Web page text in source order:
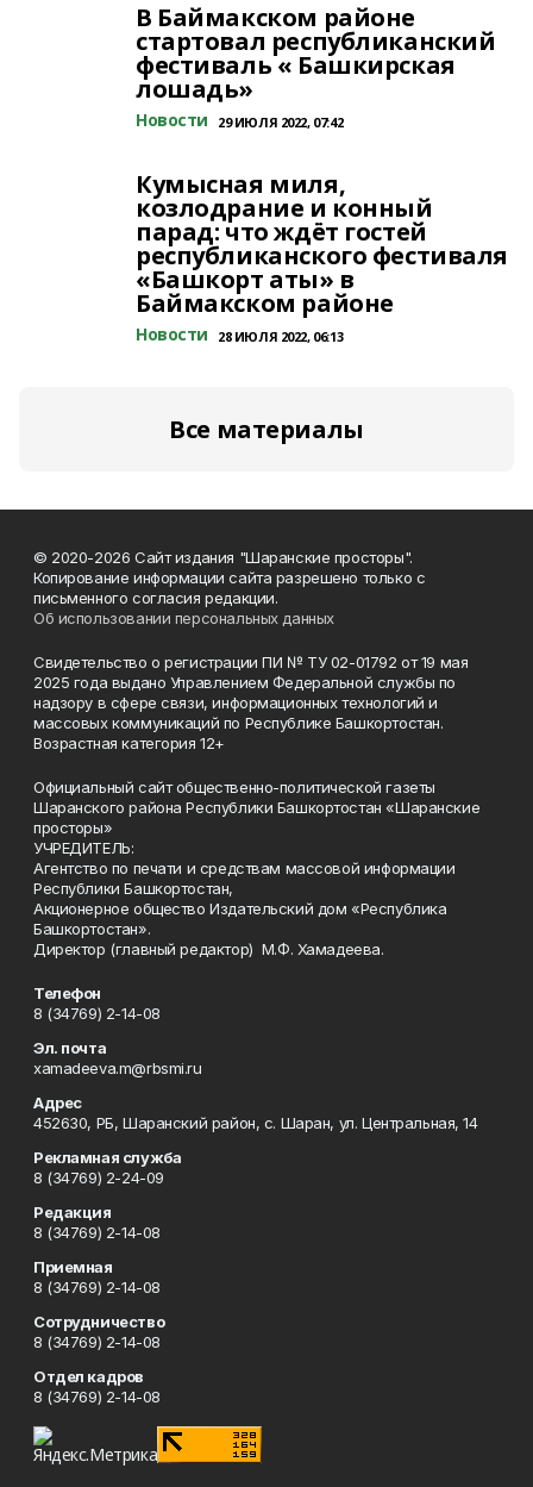
В Баймакском районе
стартовал республиканский
фестиваль « Башкирская
лошадь»
Новости 29 ИЮЛЯ 2022, 07:42
Кумысная миля,
козлодрание и конный
парад: что ждёт гостей
республиканского фестиваля
«Башкорт аты» в
Баймакском районе
Новости 28 ИЮЛЯ 2022, 06:13
Все материалы
© 2020-2026 Сайт издания "Шаранские просторы".
Копирование информации сайта разрешено только с
письменного согласия редакции.
Об использовании персональных данных
Свидетельство о регистрации ПИ № ТУ 02-01792 от 19 мая
2025 года выдано Управлением Федеральной службы по
надзору в сфере связи, информационных технологий и
массовых коммуникаций по Республике Башкортостан.
Возрастная категория 12+
Официальный сайт общественно-политической газеты
Шаранского района Республики Башкортостан «Шаранские
просторы»
УЧРЕДИТЕЛЬ:
Агентство по печати и средствам массовой информации
Республики Башкортостан,
Акционерное общество Издательский дом «Республика
Башкортостан».
Директор (главный редактор) М.Ф. Хамадеева.
Телефон
8 (34769) 2-14-08
Эл. почта
xamadeeva.m@rbsmi.ru
Адрес
452630, РБ, Шаранский район, с. Шаран, ул. Центральная, 14
Рекламная служба
8 (34769) 2-24-09
Редакция
8 (34769) 2-14-08
Приемная
8 (34769) 2-14-08
Сотрудничество
8 (34769) 2-14-08
Отдел кадров
8 (34769) 2-14-08